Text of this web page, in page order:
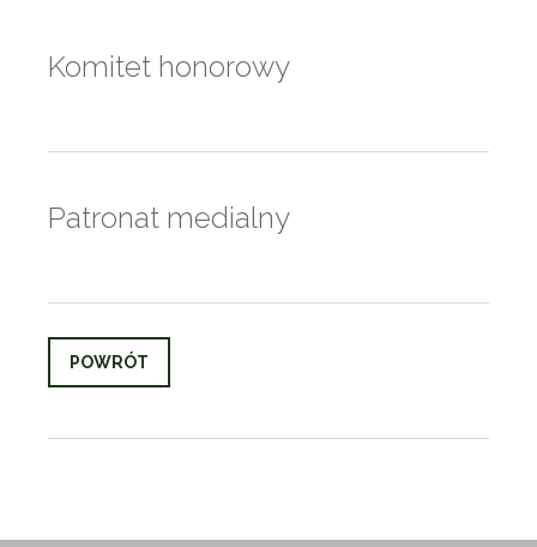
Komitet honorowy
Patronat medialny
POWRÓT